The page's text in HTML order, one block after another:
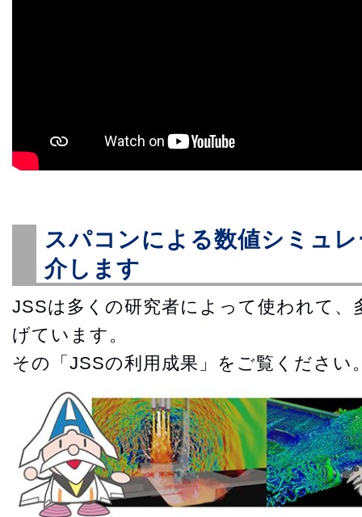
スパコンによる数値シミュ
介します
JSSは多くの研究者によって使われて、
げています。
その「JSSの利用成果」をご覧ください